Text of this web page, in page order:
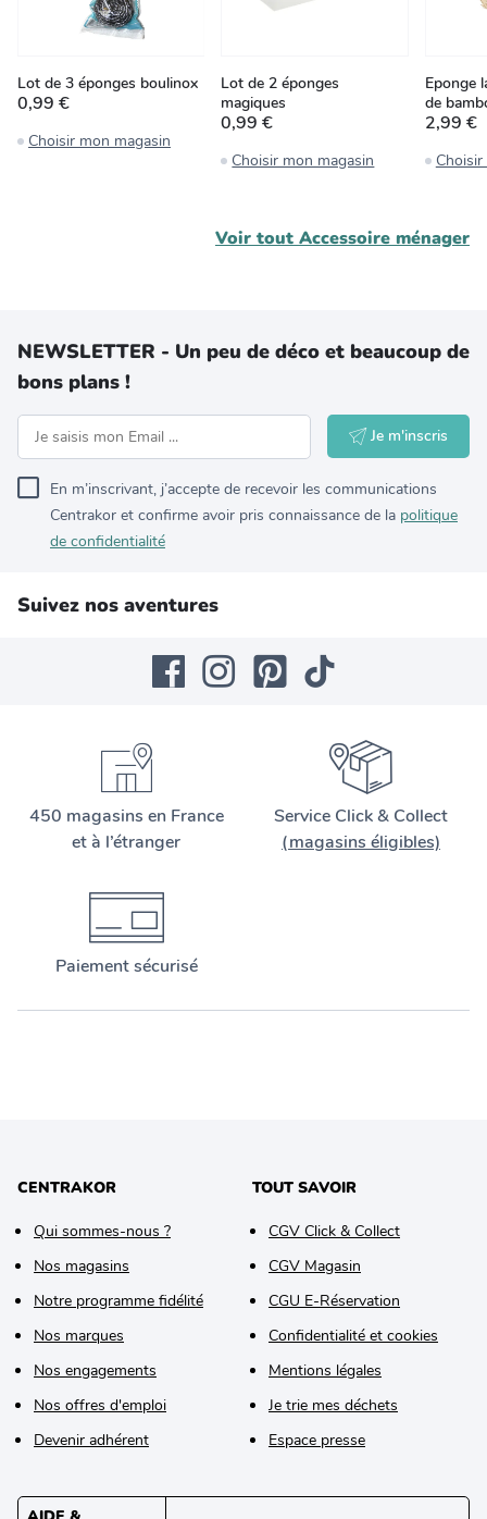
Lot de 3 éponges boulinox
0,99 €
Choisir mon magasin
Lot de 2 éponges
magiques
0,99 €
Choisir mon magasin
Eponge
de
2,99 €
Voir tout Accessoire ménager
NEWSLETTER - Un peu de déco et beaucoup de
bons plans !
Je m'inscris
En m’inscrivant, j’accepte de recevoir les communications
Centrakor et confirme avoir pris connaissance de la politique
de confidentialité
Suivez nos aventures
450 magasins en France
et à l’étranger
Service Click & Collect
(magasins éligibles)
Paiement sécurisé
CENTRAKOR
Qui sommes-nous ?
Nos magasins
Notre programme fidélité
Nos marques
Nos engagements
Nos offres d'emploi
Devenir adhérent
TOUT SAVOIR
CGV Click & Collect
CGV Magasin
CGU E-Réservation
Confidentialité et cookies
Mentions légales
Je trie mes déchets
Espace presse